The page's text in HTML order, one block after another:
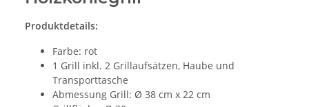
Produktdetails:
Farbe: rot
1 Grill inkl. 2 Grillaufsätzen, Haube und
Transporttasche
Abmessung Grill: Ø 38 cm x 22 cm